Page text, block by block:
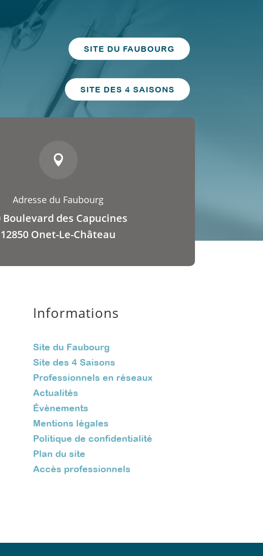
SITE DU FAUBOURG
SITE DES 4 SAISONS

Adresse du Faubourg
Boulevard des Capucines
12850 Onet-Le-Château
Informations
Site du Faubourg
Site des 4 Saisons
Professionnels en réseaux
Actualités
Évènements
Mentions légales
Politique de confidentialité
Plan du site
Accès professionnels